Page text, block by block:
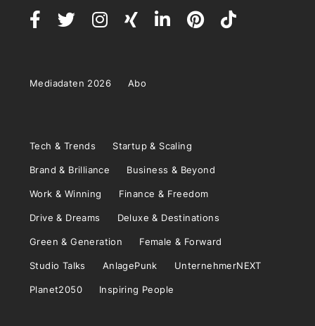
Mediadaten 2026 Abo
Tech & Trends Startup & Scaling
Brand & Brilliance Business & Beyond
Work & Winning Finance & Freedom
Drive & Dreams Deluxe & Destinations
Green & Generation Female & Forward
Studio Talks AnlagePunk UnternehmerNEXT
Planet2050 Inspiring People